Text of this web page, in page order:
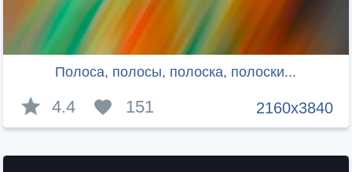
Полоса, полосы, полоска, полоски...
2160x3840
4.4 151